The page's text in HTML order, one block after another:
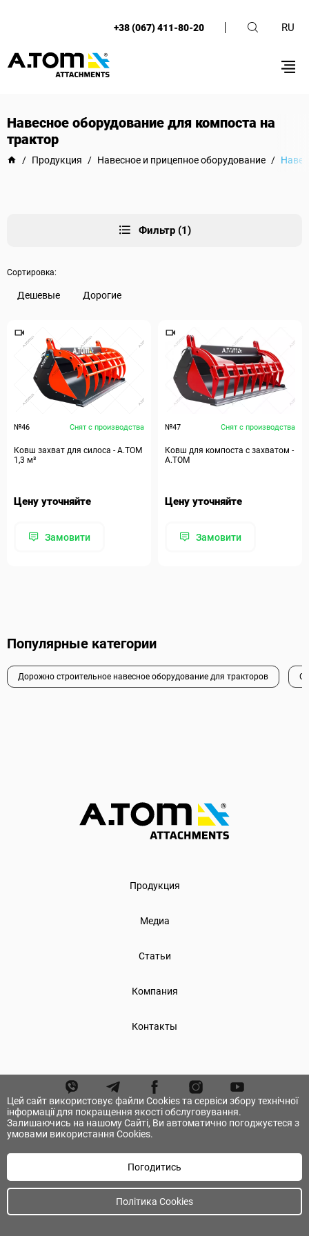
+38 (067) 411-80-20 RU
Цей сайт використовує файли Cookies та сервіси збору технічної
інформації для покращення якості обслуговування.
Залишаючись на нашому Сайті, Ви автоматично погоджуєтеся з
умовами використання Cookies.
Погодитись
Політика Cookies
Навесное оборудование для компоста на
трактор
/ Продукция / Навесное и прицепное оборудование /
Фильтр (1)
Сортировка:
Дешевые Дорогие
№46 Снят с производства
Ковш захват для силоса - А.ТОМ
1,3 м³
Цену уточняйте
Замовити
№47 Снят с производства
Ковш для компоста с захватом -
A.TOM
Цену уточняйте
Замовити
Популярные категории
Дорожно строительное навесное оборудование для тракторов
Продукция
Медиа
Статьи
Компания
Контакты
© А.ТОМ. Все права защищены.